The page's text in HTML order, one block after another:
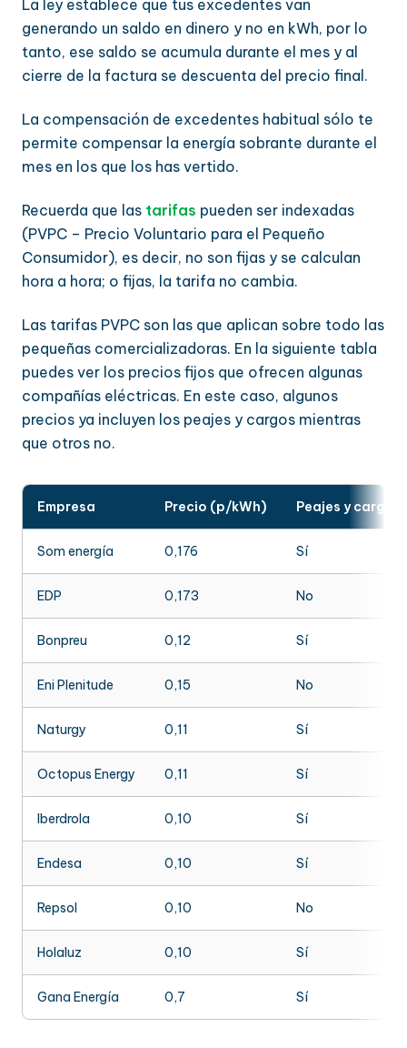
La ley establece que tus excedentes van
generando un saldo en dinero y no en kWh, por lo
tanto, ese saldo se acumula durante el mes y al
cierre de la factura se descuenta del precio final.
La compensación de excedentes habitual sólo te
permite compensar la energía sobrante durante el
mes en los que los has vertido.
Recuerda que las tarifas pueden ser indexadas
(PVPC – Precio Voluntario para el Pequeño
Consumidor), es decir, no son fijas y se calculan
hora a hora; o fijas, la tarifa no cambia.
Las tarifas PVPC son las que aplican sobre todo las
pequeñas comercializadoras. En la siguiente tabla
puedes ver los precios fijos que ofrecen algunas
compañías eléctricas. En este caso, algunos
precios ya incluyen los peajes y cargos mientras
que otros no.
Empresa Precio (p/kWh) Peajes y cargos
Som energía 0,176 Sí
EDP 0,173 No
Bonpreu 0,12 Sí
Eni Plenitude 0,15 No
Naturgy 0,11 Sí
Octopus Energy 0,11 Sí
Iberdrola 0,10 Sí
Endesa 0,10 Sí
Repsol 0,10 No
Holaluz 0,10 Sí
Gana Energía 0,7 Sí